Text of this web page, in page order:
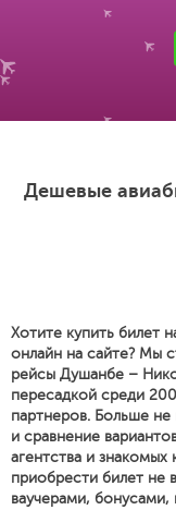
Дешевые
Хотите купить билет
онлайн на сайте? Мы
рейсы Душанбе –
пересадкой среди
партнеров. Больше
и сравнение
агентства и знакомых
приобрести билет не
ваучерами,